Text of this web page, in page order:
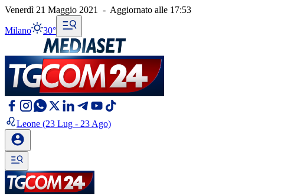
Venerdì 21 Maggio 2021 - Aggiornato alle 17:53
Milano 30°
Leone (23 Lug - 23 Ago)